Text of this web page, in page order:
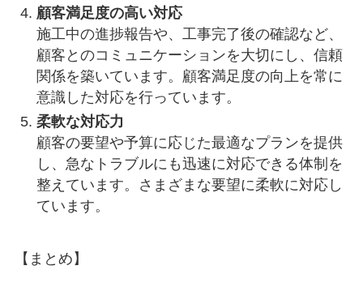
顧客満足度の高い対応
施工中の進捗報告や、工事完了後の確認など、
顧客とのコミュニケーションを大切にし、信頼
関係を築いています。顧客満足度の向上を常に
意識した対応を行っています。
柔軟な対応力
顧客の要望や予算に応じた最適なプランを提供
し、急なトラブルにも迅速に対応できる体制を
整えています。さまざまな要望に柔軟に対応し
ています。
【まとめ】